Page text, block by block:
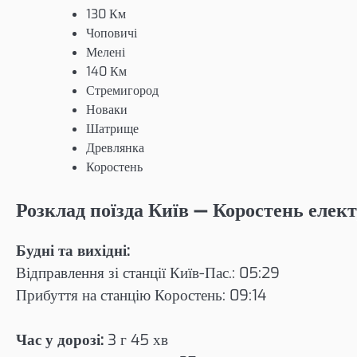
130 Км
Чоповичі
Мелені
140 Км
Стремигород
Новаки
Шатрище
Древлянка
Коростень
Розклад поїзда Київ — Коростень
Будні та вихідні:
Відправлення зі станції Київ-Пас.: 05:29
Прибуття на станцію Коростень: 09:14
Час у дорозі: 3 г 45 хв